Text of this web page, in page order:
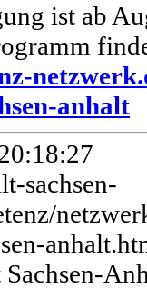
ist ab
anhalt
sachsen-